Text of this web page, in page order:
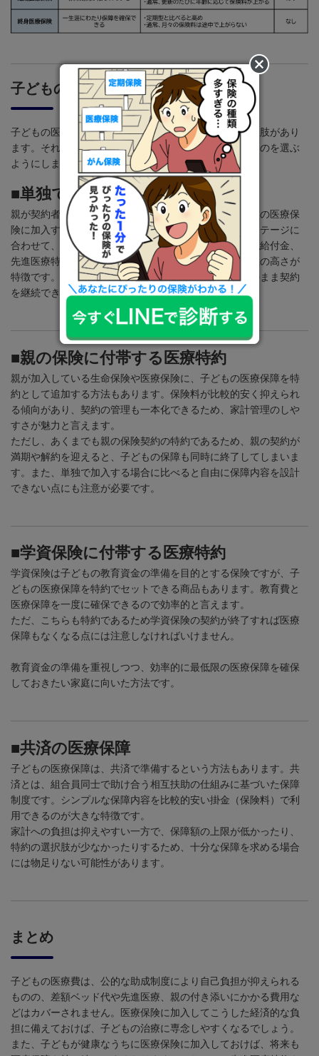
子どもの医療保険の種類
子どもの医療保障を確保する方法には、いくつかの選択肢があり
ます。それぞれの仕組みや特徴を知り、家庭に合ったものを選ぶ
ようにしましょう。
■単独で加入する医療保険
親が契約者となり、子ども自身を被保険者として独立型の医療保
険に加入する方法があります。子どもの年齢やライフステージに
合わせて、保険期間や、入院給付金、手術給付金、通院給付金、
先進医療特約などの保障内容を自由に設計できる柔軟性の高さが
特徴です。また、子どもが成長して独立する際に、そのまま契約
を継続できる点もメリットです。
■親の保険に付帯する医療特約
親が加入している生命保険や医療保険に、子どもの医療保障を特
約として追加する方法もあります。保険料が比較的安く抑えられ
る傾向があり、契約の管理も一本化できるため、家計管理のしや
すさが魅力と言えます。
ただし、あくまでも親の保険契約の特約であるため、親の契約が
満期や解約を迎えると、子どもの保障も同時に終了してしまいま
す。また、単独で加入する場合に比べると自由に保障内容を設計
できない点にも注意が必要です。
■学資保険に付帯する医療特約
学資保険は子どもの教育資金の準備を目的とする保険ですが、子
どもの医療保障を特約でセットできる商品もあります。教育費と
医療保障を一度に確保できるので効率的と言えます。
ただ、こちらも特約であるため学資保険の契約が終了すれば医療
保障もなくなる点には注意しなければいけません。
教育資金の準備を重視しつつ、効率的に最低限の医療保障を確保
しておきたい家庭に向いた方法です。
■共済の医療保障
子どもの医療保障は、共済で準備するという方法もあります。共
済とは、組合員同士で助け合う相互扶助の仕組みに基づいた保障
制度です。シンプルな保障内容を比較的安い掛金（保険料）で利
用できるのが大きな特徴です。
家計への負担は抑えやすい一方で、保障額の上限が低かったり、
特約の選択肢が少なかったりするため、十分な保障を求める場合
には物足りない可能性があります。
まとめ
子どもの医療費は、公的な助成制度により自己負担が抑えられる
ものの、差額ベッド代や先進医療、親の付き添いにかかる費用な
どはカバーされません。医療保険に加入してこうした経済的な負
担に備えておけば、子どもの治療に専念しやすくなるでしょう。
また、子どもが健康なうちに医療保険に加入しておけば、将来も